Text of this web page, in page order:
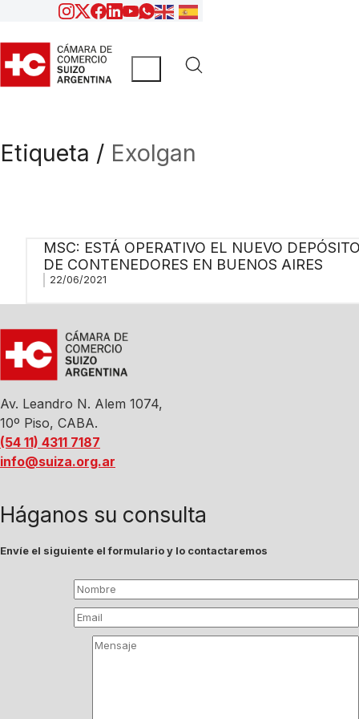
Etiqueta / Exolgan
MSC: ESTÁ OPERATIVO EL NUEVO
DE CONTENEDORES EN BUENOS AIRES
22/06/2021
Av. Leandro N. Alem 1074,
10º Piso, CABA.
(54 11) 4311 7187
info@suiza.org.ar
Háganos su consulta
Envíe el siguiente el formulario y lo contactaremos